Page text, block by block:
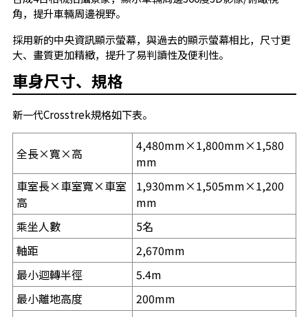
角，提升車輛周邊視野。
採用新的中央資訊顯示螢幕，與過去的顯示螢幕相比，尺寸更
大、畫質更加精緻，提升了易判讀性及便利性。
車身尺寸、規格
新一代Crosstrek規格如下表。
全長×寬×高
4,480mm×1,800mm×1,580
mm
車室長×車室寬×車室
高
1,930mm×1,505mm×1,200
mm
乘坐人數
5名
軸距
2,670mm
最小迴轉半徑
5.4m
最小離地高度
200mm